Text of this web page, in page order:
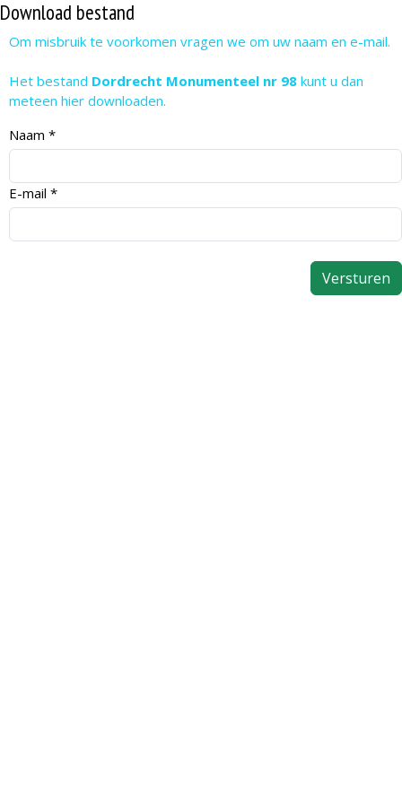
Download bestand
Om misbruik te voorkomen vragen we om uw naam en e-mail.
Het bestand Dordrecht Monumenteel nr 98 kunt u dan
meteen hier downloaden.
Naam *
E-mail *